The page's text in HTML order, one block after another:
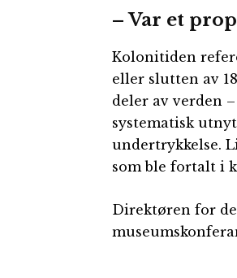
– Var et
Kolonitiden
eller slutten av
deler av verden
systematisk
undertrykkelse.
som ble fortalt i
Direktøren for